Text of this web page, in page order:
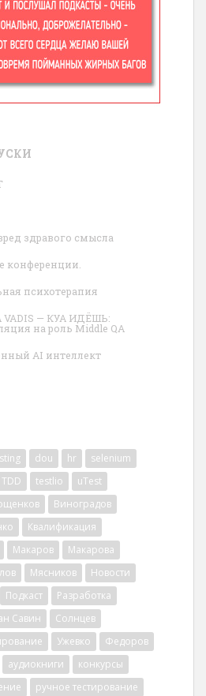
здравого смысла
конференции.
психотерапия
VADIS — КУА ИДЁШЬ:
на роль Middle QA
AI интеллект
dou hr
selenium
TDD testlio
uTest
Виноградов
Квалификация
Макаров
Макарова
Мясников
Новости
Подкаст
Разработка
Савин
Солнцев
Ужевко
Федоров
аудиокниги
конкурсы
ручное тестирование